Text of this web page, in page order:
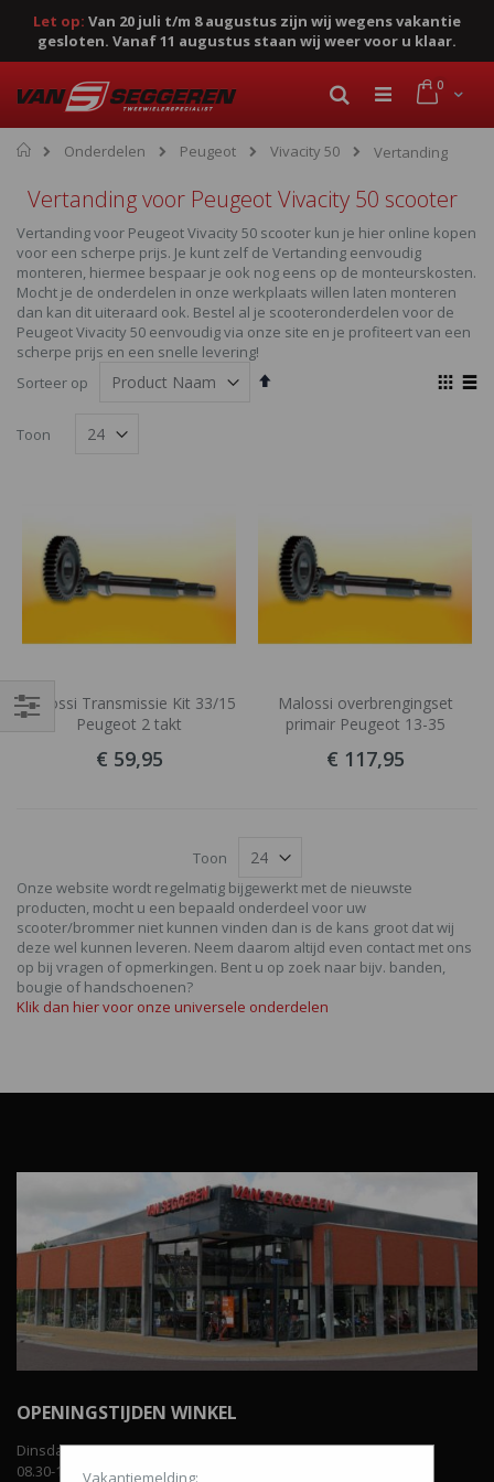
Let op: Van 20 juli t/m 8 augustus zijn wij wegens vakantie
gesloten. Vanaf 11 augustus staan wij weer voor u klaar.
naar
de
inhoud
Cart
0
Zoek
Home
Onderdelen Peugeot Vivacity 50 Vertanding
Vertanding voor Peugeot Vivacity 50 scooter
Vertanding voor Peugeot Vivacity 50 scooter kun je hier online kopen
voor een scherpe prijs. Je kunt zelf de Vertanding eenvoudig
monteren, hiermee bespaar je ook nog eens op de monteurskosten.
Mocht je de onderdelen in onze werkplaats willen laten monteren
dan kan dit uiteraard ook. Bestel al je scooteronderdelen voor de
Peugeot Vivacity 50 eenvoudig via onze site en je profiteert van een
scherpe prijs en een snelle levering!
Sorteer op
Van
Toon
Malossi Transmissie Kit 33/15
Peugeot 2 takt
€ 59,95
Malossi overbrengingset
primair Peugeot 13-35
€ 117,95
Toon
Onze website wordt regelmatig bijgewerkt met de nieuwste
producten, mocht u een bepaald onderdeel voor uw
scooter/brommer niet kunnen vinden dan is de kans groot dat wij
deze wel kunnen leveren. Neem daarom altijd even contact met ons
op bij vragen of opmerkingen. Bent u op zoek naar bijv. banden,
bougie of handschoenen?
Klik dan hier voor onze universele onderdelen
OPENINGSTIJDEN WINKEL
Dinsdag t/m vrijdag:
08.30-12.00 uur en van 13.00-18.00 uur.
Vakantiemelding: